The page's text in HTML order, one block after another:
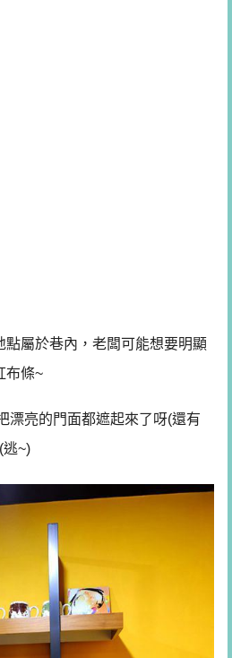
屬於巷內，老闆可能想要明顯
布條~
亮的門面都遮起來了呀(還有
逃~)